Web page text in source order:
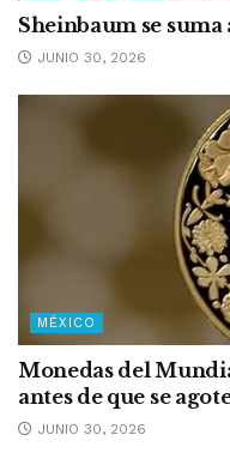
Sheinbaum se
JUNIO 30, 2026
MÉXICO
Monedas del
antes de que se
JUNIO 30, 2026